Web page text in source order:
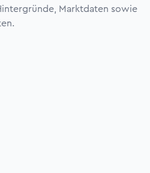
Marktdaten sowie